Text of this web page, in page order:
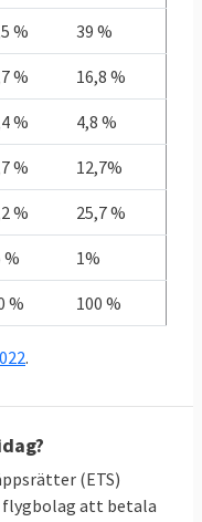
4,21
toe
- 16 %
för att se
som
när
ligan. I botten
% 39 %
% 16,8 %
% 4,8 %
% 12,7%
% 25,7 %
% 1%
% 100 %
.
(ETS)
att betala